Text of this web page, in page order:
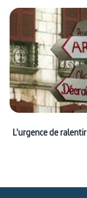
L'urgence de ralentir